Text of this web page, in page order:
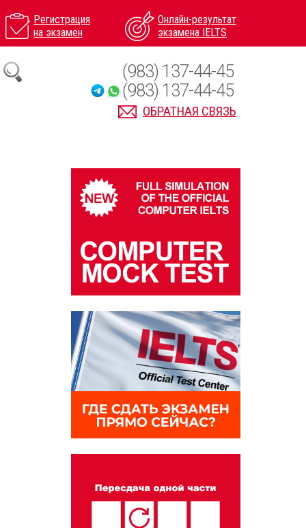
Регистрация
на экзамен
Онлайн-результат
экзамена IELTS
ОБРАТНАЯ СВЯЗЬ
(983) 137-44-45
(983) 137-44-45